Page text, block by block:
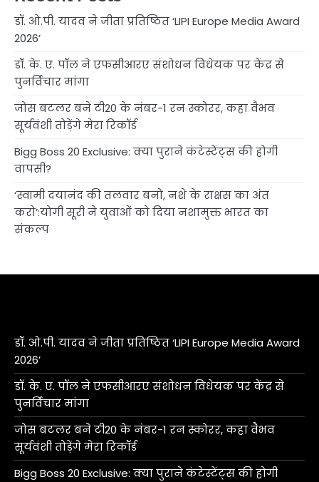
डॉ. ओ.पी. यादव ने जीता प्रतिष्ठित ‘LIPI Europe Media Award
2026’
डॉ. के. ए. पॉल ने एफसीआरए संशोधन विधेयक पर केंद्र से
पुनर्विचार मांगा
जोस बटलर बने टी20 के नंबर-1 रन स्कोरर, कहा वैभव
सूर्यवंशी तोड़ेंगे मेरा रिकॉर्ड
Bigg Boss 20 Exclusive: क्या पुराने कंटेस्टेंट्स की होगी
वापसी?
‘स्वामी दयानंद की तलवार बनो, नशे के राक्षस का अंत
करो’:योगी सूरी ने युवाओं को दिया नशामुक्त भारत का
संकल्प
डॉ. ओ.पी. यादव ने जीता प्रतिष्ठित ‘LIPI Europe Media Award
2026’
डॉ. के. ए. पॉल ने एफसीआरए संशोधन विधेयक पर केंद्र से
पुनर्विचार मांगा
जोस बटलर बने टी20 के नंबर-1 रन स्कोरर, कहा वैभव
सूर्यवंशी तोड़ेंगे मेरा रिकॉर्ड
Bigg Boss 20 Exclusive: क्या पुराने कंटेस्टेंट्स की होगी